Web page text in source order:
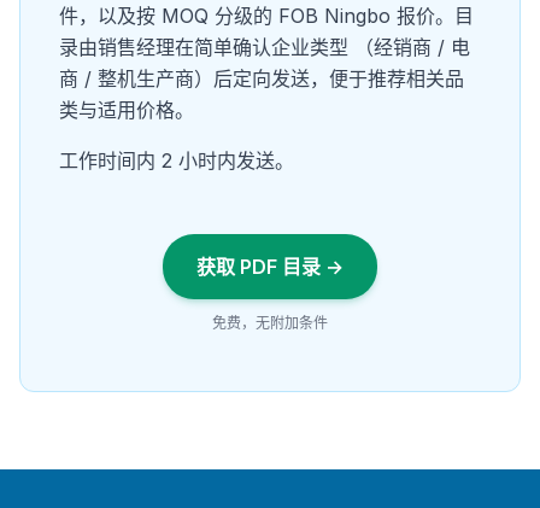
件，以及按 MOQ 分级的 FOB Ningbo 报价。目
录由销售经理在简单确认企业类型 （经销商 / 电
商 / 整机生产商）后定向发送，便于推荐相关品
类与适用价格。
工作时间内 2 小时内发送。
获取 PDF 目录 →
免费，无附加条件